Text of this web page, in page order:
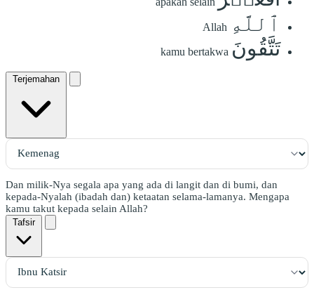
ٱللَّهِ Allah
تَتَّقُونَ kamu bertakwa
Terjemahan
Dan milik-Nya segala apa yang ada di langit dan di bumi, dan
kepada-Nyalah (ibadah dan) ketaatan selama-lamanya. Mengapa
kamu takut kepada selain Allah?
Tafsir